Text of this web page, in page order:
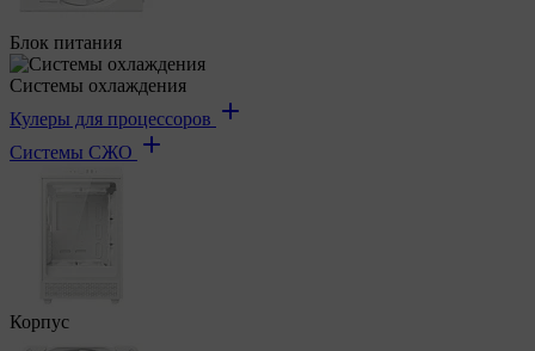
Блок питания
Системы охлаждения
Кулеры для процессоров
Системы СЖО
Корпус